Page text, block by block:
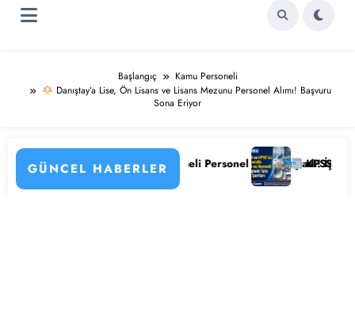
Başlangıç
Kamu Personeli
Danıştay’a Lise, Ön Lisans ve Lisans Mezunu Personel Alımı! Başvuru
Sona Eriyor
GÜNCEL HABERLER
Personel Alımı Başladı! İşte Kadrolar, Şartlar ve Başvuru Ekranı
KPSS’li ve KPSS’siz 4.397 Temizlik